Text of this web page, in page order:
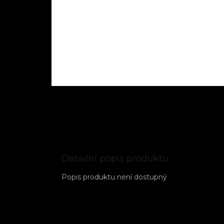
Detailní popis produktu
Popis produktu není dostupný